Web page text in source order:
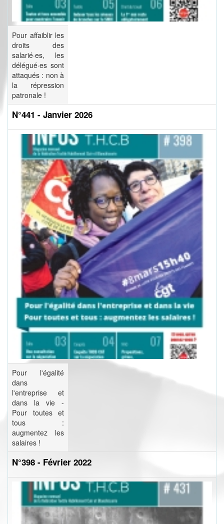
Pour affaiblir les
droits des
salarié·es, les
délégué·es sont
attaqués : non à
la répression
patronale !
N°441 - Janvier 2026
Pour l'égalité
dans
l'entreprise et
dans la vie -
Pour toutes et
tous :
augmentez les
salaires !
N°398 - Février 2022